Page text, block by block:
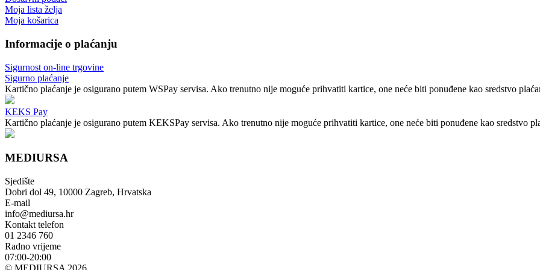
Moja lista želja
Moja košarica
Informacije o plaćanju
Sigurnost on-line trgovine
Sigurno plaćanje
Kartično plaćanje je osigurano putem WSPay servisa. Ako trenutno nije moguće prihvatiti kartice, one neće biti ponuđene kao sredstvo
KEKS Pay
Kartično plaćanje je osigurano putem KEKSPay servisa. Ako trenutno nije moguće prihvatiti kartice, one neće biti ponuđene kao sredstvo
MEDIURSA
Sjedište
Dobri dol 49, 10000 Zagreb, Hrvatska
E-mail
info@mediursa.hr
Kontakt telefon
01 2346 760
Radno vrijeme
07:00-20:00